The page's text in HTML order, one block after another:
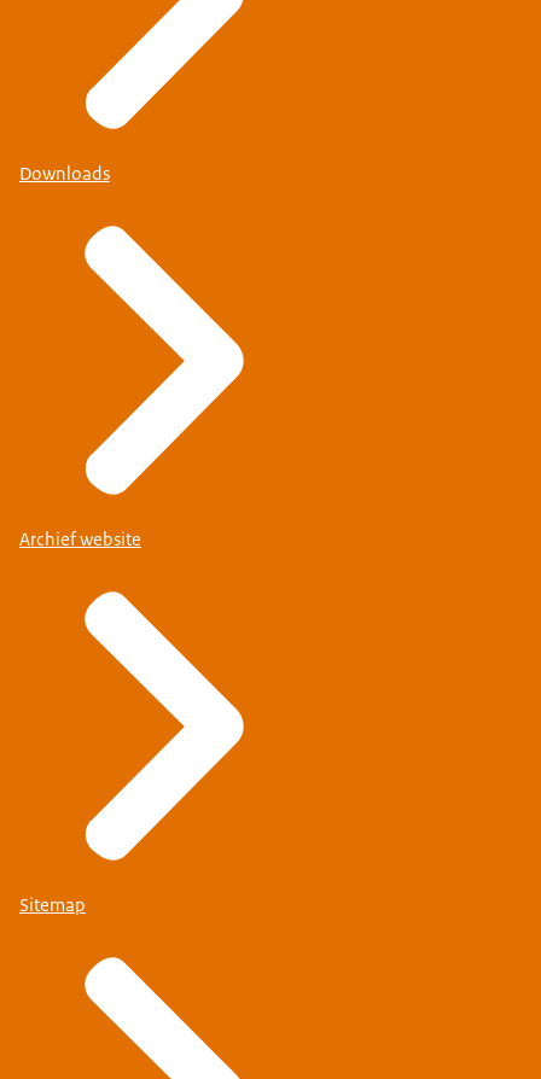
Downloads
Archief website
Sitemap